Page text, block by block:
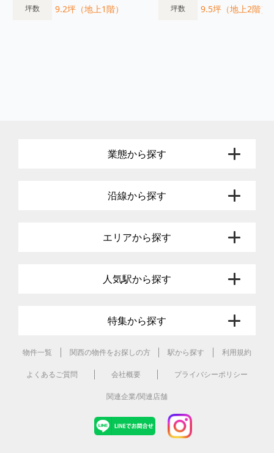
坪数 9.2坪（地上1階） 坪数 9.5坪（地上2階）
業態から探す
沿線から探す
エリアから探す
人気駅から探す
特集から探す
物件一覧 関西の物件をお探しの方 駅から探す 利用規約
よくあるご質問 会社概要 プライバシーポリシー
関連企業/関連店舗